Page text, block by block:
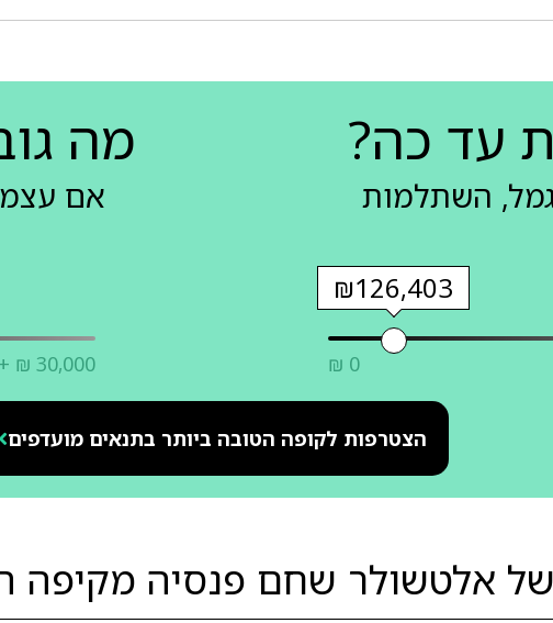
עד כה?
השתלמות
₪126,403
₪ 0
מה
אם
+ ₪ 30,000
הצטרפות לקופה הטובה ביותר בתנאים מועדפים
של אלטשולר שחם פנסיה מקיפה